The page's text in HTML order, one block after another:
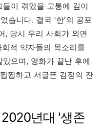
이 겪었을 고통에 깊이
습니다. 결국 '한'의 공포
, 당시 우리 사회가 외면
적 약자들의 목소리를
으며, 영화가 끝난 후에
찝하고 서글픈 감정의 잔
년대 '생존